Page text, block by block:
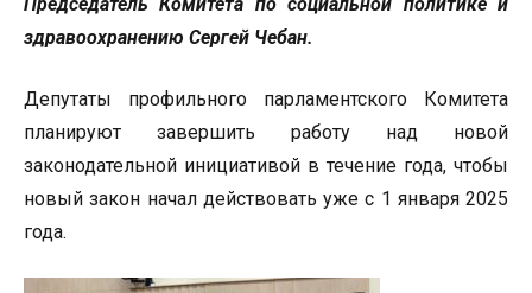
Председатель Комитета по социальной политике и
здравоохранению Сергей Чебан.
Депутаты профильного парламентского Комитета
планируют завершить работу над новой
законодательной инициативой в течение года, чтобы
новый закон начал действовать уже с 1 января 2025
года.